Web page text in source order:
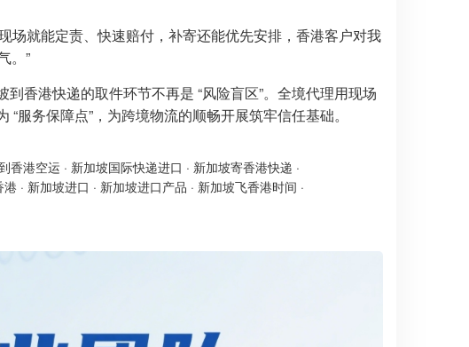
场就能定责、快速赔付，补寄还能优先安排，香港客户对我
。”
香港快递的取件环节不再是 “风险盲区”。全境代理用现场
服务保障点”，为跨境物流的顺畅开展筑牢信任基础。
香港空运 · 新加坡国际快递进口 · 新加坡寄香港快递 ·
港 · 新加坡进口 · 新加坡进口产品 · 新加坡飞香港时间 ·